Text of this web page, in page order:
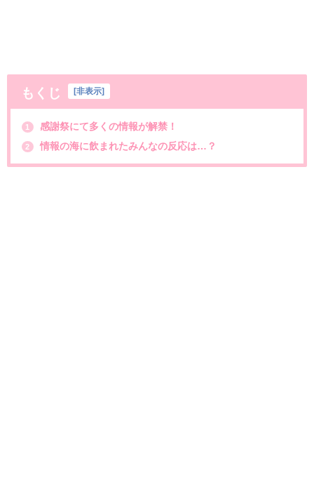
もくじ 非表示
1 感謝祭にて多くの情報が解禁！
2 情報の海に飲まれたみんなの反応は…？